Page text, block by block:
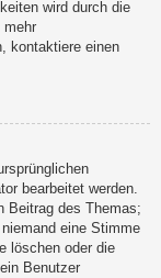
wird durch die
mehr
kontaktiere einen
bearbeitet werden.
Beitrag des Themas;
eine Stimme
löschen oder die
Benutzer